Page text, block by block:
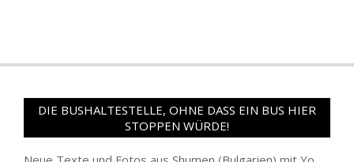
DIE BUSHALTESTELLE, OHNE DASS EIN BUS HIER
STOPPEN WÜRDE!